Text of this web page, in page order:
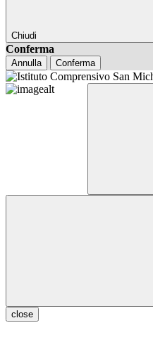
Chiudi
Conferma
Annulla Conferma
close